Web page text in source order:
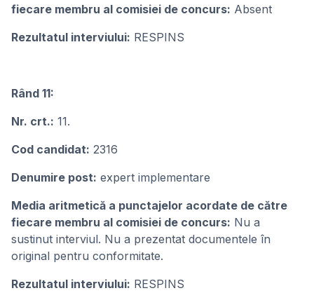
fiecare membru al comisiei de concurs: Absent
Rezultatul interviului: RESPINS
Rând 11:
Nr. crt.: 11.
Cod candidat: 2316
Denumire post: expert implementare
Media aritmetică a punctajelor acordate de către
fiecare membru al comisiei de concurs: Nu a
sustinut interviul. Nu a prezentat documentele în
original pentru conformitate.
Rezultatul interviului: RESPINS